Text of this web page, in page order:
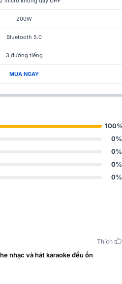
200W
Bluetooth 5.0
3 đường tiếng
MUA NGAY
0%
0%
0%
0%
Thích
nhạc và hát karaoke đều ổn